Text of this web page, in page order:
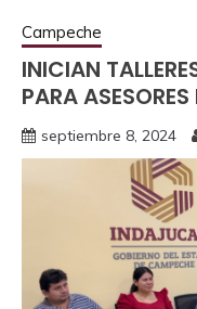
Campeche
INICIAN
PARA
septiembre 8, 2024